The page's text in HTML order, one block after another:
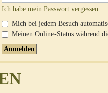
Ich habe mein Passwort vergessen
Mich bei jedem Besuch
Meinen Online-Status während